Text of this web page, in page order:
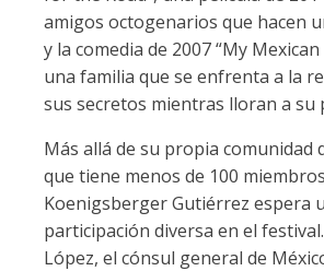
amigos octogenarios que hacen
y la comedia de 2007 “My
una familia que se enfrenta a la
sus secretos mientras lloran a su
Más allá de su propia comunidad
que tiene menos de 100
Koenigsberger Gutiérrez espera
participación diversa en el
López, el cónsul general de